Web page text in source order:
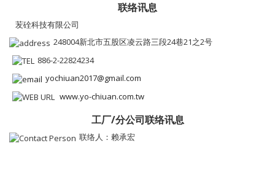
联络讯息
苃硂科技有限公司
248004新北市五股区凌云路三段24巷21之2号
886-2-22824234
yochiuan2017@gmail.com
www.yo-chiuan.com.tw
工厂/分公司联络讯息
联络人：赖承宏